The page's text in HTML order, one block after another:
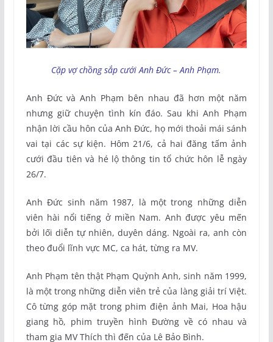
Cặp vợ chồng sắp cưới Anh Đức – Anh Phạm.
Anh Đức và Anh Phạm bên nhau đã hơn một năm
nhưng giữ chuyện tình kín đáo. Sau khi Anh Phạm
nhận lời cầu hôn của Anh Đức, họ mới thoải mái sánh
vai tại các sự kiện. Hôm 21/6, cả hai đăng tấm ảnh
cưới đầu tiên và hé lộ thông tin tổ chức hôn lễ ngày
26/7.
Anh Đức sinh năm 1987, là một trong những diễn
viên hài nổi tiếng ở miền Nam. Anh được yêu mến
bởi lối diễn tự nhiên, duyên dáng. Ngoài ra, anh còn
theo đuổi lĩnh vực MC, ca hát, từng ra MV.
Anh Phạm tên thật Phạm Quỳnh Anh, sinh năm 1999,
là một trong những diễn viên trẻ của làng giải trí Việt.
Cô từng góp mặt trong phim điện ảnh Mai, Hoa hậu
giang hồ, phim truyền hình Đường về có nhau và
tham gia MV Thích thì đến của Lê Bảo Bình.